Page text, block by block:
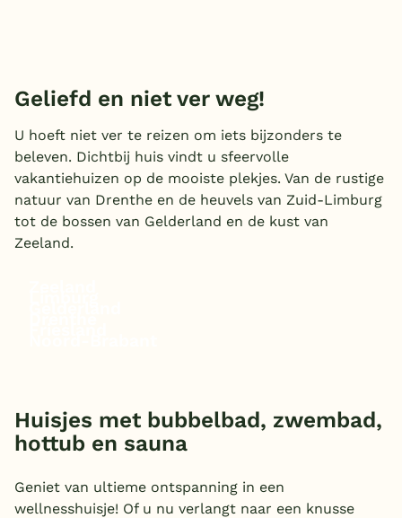
Indoor speeltuin
Alle populaire faciliteiten
Keuzehulp
Bestemmingen
Duitsland
België
Blog
Geliefd en niet ver weg!
U hoeft niet ver te reizen om iets bijzonders te
beleven. Dichtbij huis vindt u sfeervolle
vakantiehuizen op de mooiste plekjes. Van de rustige
natuur van Drenthe en de heuvels van Zuid-Limburg
tot de bossen van Gelderland en de kust van
Zeeland.
Huisjes met bubbelbad, zwembad,
hottub en sauna
Geniet van ultieme ontspanning in een
wellnesshuisje! Of u nu verlangt naar een knusse